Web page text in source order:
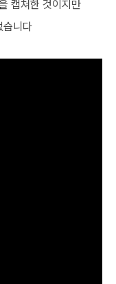
캡쳐한 것이지만
습니다